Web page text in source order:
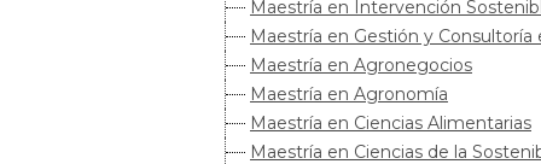
Maestría en Intervención
Maestría en Gestión y
Maestría en Agronegocios
Maestría en Agronomía
Maestría en Ciencias Alimentarias
Maestría en Ciencias de la